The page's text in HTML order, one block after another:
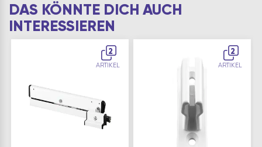
DAS KÖNNTE DICH AUCH
INTERESSIEREN
2
ARTIKEL
2
ARTIKEL